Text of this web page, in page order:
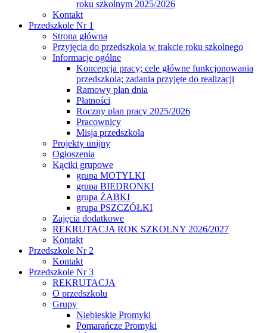
roku szkolnym 2025/2026
Kontakt
Przedszkole Nr 1
Strona główna
Przyjęcia do przedszkola w trakcie roku szkolnego
Informacje ogólne
Koncepcja pracy; cele główne funkcjonowania
przedszkola; zadania przyjęte do realizacji
Ramowy plan dnia
Płatności
Roczny plan pracy 2025/2026
Pracownicy
Misja przedszkola
Projekty unijny
Ogłoszenia
Kąciki grupowe
grupa MOTYLKI
grupa BIEDRONKI
grupa ŻABKI
grupa PSZCZÓŁKI
Zajęcia dodatkowe
REKRUTACJA ROK SZKOLNY 2026/2027
Kontakt
Przedszkole Nr 2
Kontakt
Przedszkole Nr 3
REKRUTACJA
O przedszkolu
Grupy
Niebieskie Promyki
Pomarańcze Promyki